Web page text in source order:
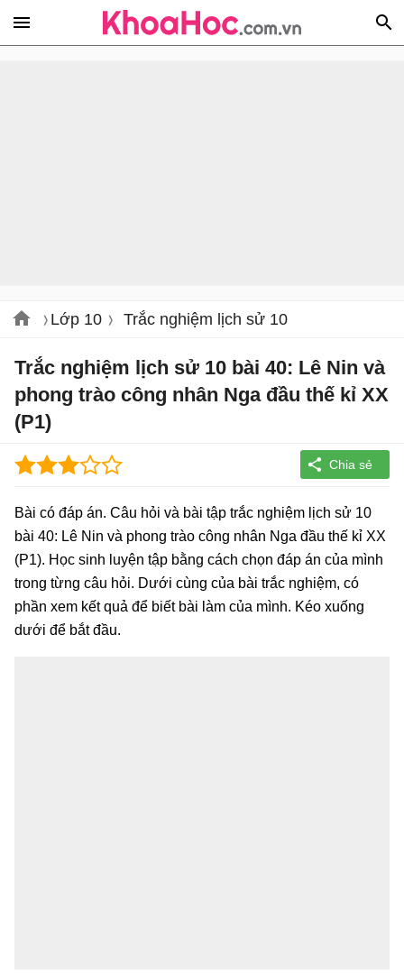
Lớp 10 Trắc nghiệm lịch sử 10
Trắc nghiệm lịch sử 10 bài 40: Lê Nin và
phong trào công nhân Nga đầu thế kỉ XX
(P1)
Bài có đáp án. Câu hỏi và bài tập trắc nghiệm lịch sử 10
bài 40: Lê Nin và phong trào công nhân Nga đầu thế kỉ XX
(P1). Học sinh luyện tập bằng cách chọn đáp án của mình
trong từng câu hỏi. Dưới cùng của bài trắc nghiệm, có
phần xem kết quả để biết bài làm của mình. Kéo xuống
dưới để bắt đầu.